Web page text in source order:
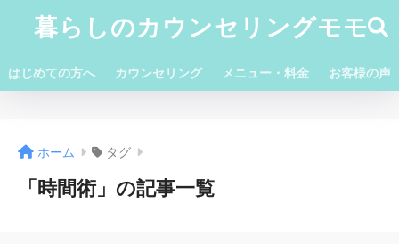
暮らしのカウンセリングモモ
はじめての方へ カウンセリング メニュー・料金 お客様の声
ホーム タグ
「時間術」の記事一覧